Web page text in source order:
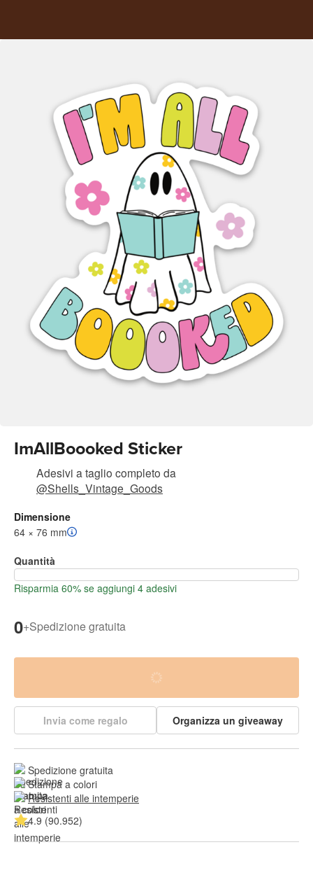
ImAllBoooked Sticker
Adesivi a taglio completo da
@Shells_Vintage_Goods
Dimensione
64 × 76 mm
Quantità
Risparmia 60% se aggiungi 4 adesivi
0+Spedizione gratuita
Invia come regalo Organizza un giveaway
Spedizione gratuita
Stampa a colori
Resistenti alle intemperie
4.9 (90.952)